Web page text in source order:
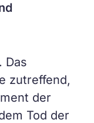
Das
zutreffend,
der
Tod der